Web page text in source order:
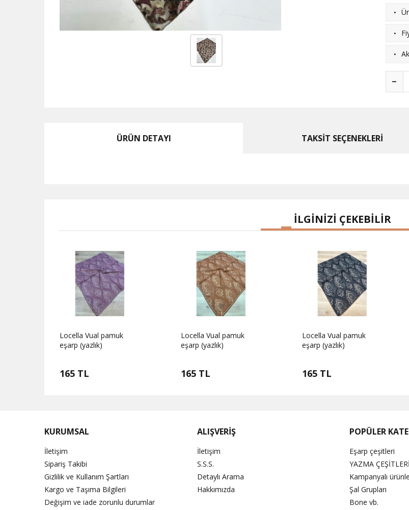
·
·
·
ÜRÜN DETAYI TAKSİT SEÇENEKLERİ
İLGİNİZİ ÇEKEBİLİR
Locella Vual pamuk
eşarp (yazlık)
165 TL
Locella Vual pamuk
eşarp (yazlık)
165 TL
Locella Vual pamuk
eşarp (yazlık)
165 TL
KURUMSAL
İletişim
Sipariş Takibi
Gizlilik ve Kullanım Şartları
Kargo ve Taşıma Bilgileri
Değişim ve iade zorunlu durumlar
ALIŞVERİŞ
İletişim
S.S.S.
Detaylı Arama
Hakkımızda
POPÜLER
Eşarp çeşitleri
YAZMA ÇEŞİTLERİ
Kampanyalı
Şal Grupları
Bone vb.